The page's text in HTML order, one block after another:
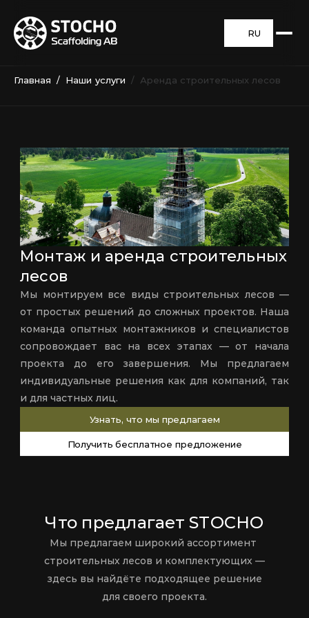
RU
Главная
  /
Наши услуги /  Аренда строительных лесов
Монтаж и аренда строительных
лесов
Мы монтируем все виды строительных лесов —
от простых решений до сложных проектов. Наша
команда опытных монтажников и специалистов
сопровождает вас на всех этапах — от начала
проекта до его завершения. Мы предлагаем
индивидуальные решения как для компаний, так
и для частных лиц.
Узнать, что мы предлагаем
Получить бесплатное предложение
Что предлагает STOCHO
Мы предлагаем широкий ассортимент
строительных лесов и комплектующих —
здесь вы найдёте подходящее решение
для своего проекта.